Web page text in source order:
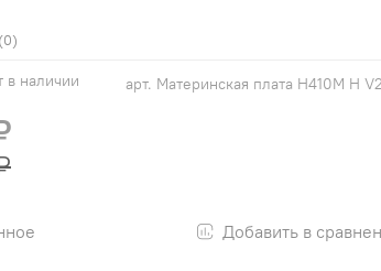
(0)
арт. Материнская плата H410M H
в наличии
Добавить в